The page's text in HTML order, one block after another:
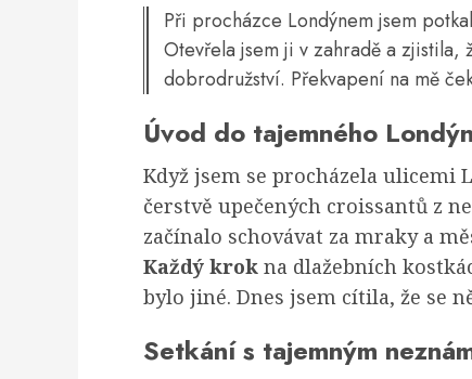
Při procházce Londýnem jsem
Otevřela jsem ji v zahradě a zjistila,
dobrodružství. Překvapení na mě
Úvod do tajemného
Když jsem se procházela ulicemi
čerstvě upečených croissantů z
začínalo schovávat za mraky a
Každý krok na dlažebních
bylo jiné. Dnes jsem cítila, že se
Setkání s tajemným